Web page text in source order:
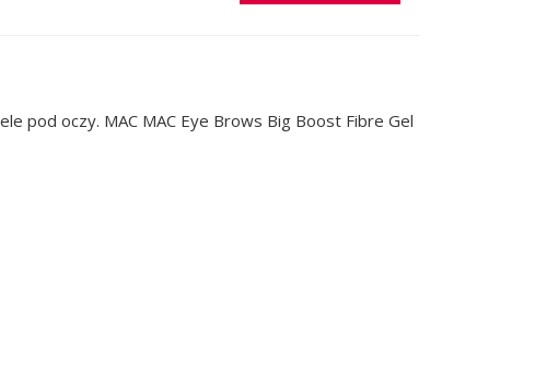
pod oczy. MAC MAC Eye Brows Big Boost Fibre Gel